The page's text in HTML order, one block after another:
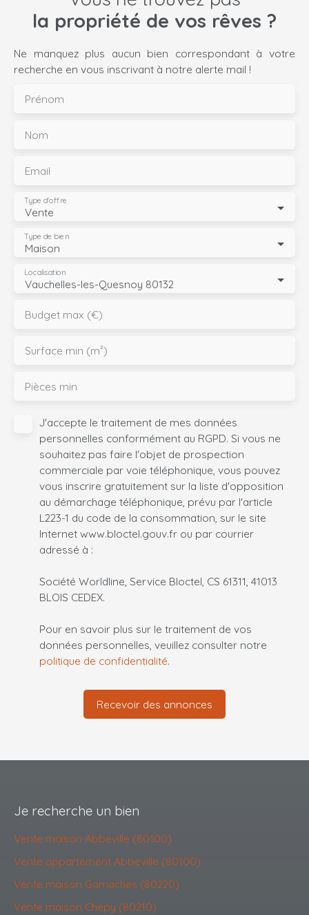
la propriété de vos rêves ?
Ne manquez plus aucun bien correspondant à votre
recherche en vous inscrivant à notre alerte mail !
Prénom
Nom
Email
Vente
Type d'offre
Maison
Type de bien
Vauchelles-les-Quesnoy 80132
Localisation
Budget max (€)
Surface min (m²)
Pièces min
J'accepte le traitement de mes données
personnelles conformément au RGPD. Si vous ne
souhaitez pas faire l'objet de prospection
commerciale par voie téléphonique, vous pouvez
vous inscrire gratuitement sur la liste d'opposition
au démarchage téléphonique, prévu par l'article
L223-1 du code de la consommation, sur le site
Internet www.bloctel.gouv.fr ou par courrier
adressé à :
Société Worldline, Service Bloctel, CS 61311, 41013
BLOIS CEDEX.
Pour en savoir plus sur le traitement de vos
données personnelles, veuillez consulter notre
politique de confidentialité.
Recevoir des annonces
Je recherche un bien
Vente maison Abbeville (80100)
Vente appartement Abbeville (80100)
Vente maison Gamaches (80220)
Vente maison Chépy (80210)